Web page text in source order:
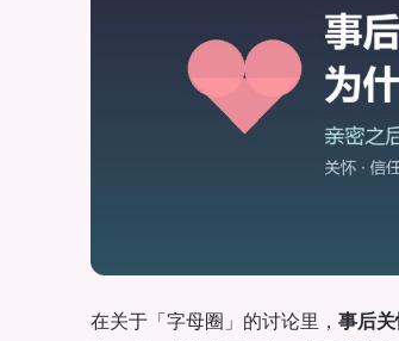
在关于「字母圈」的讨论里， 事后